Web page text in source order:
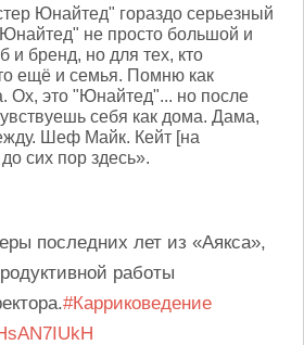
Юнайтед" гораздо серьезный
не просто большой и
и бренд, но для тех, кто
ещё и семья. Помню как
Ох, это "Юнайтед"... но после
себя как дома. Дама,
Шеф Майк. Кейт [на
сих пор здесь».
последних лет из «Аякса»,
работы
#Карриковедение